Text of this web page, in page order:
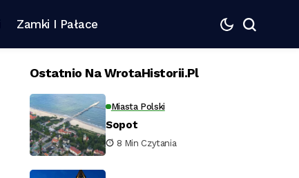
Zamki I Pałace
Ostatnio Na WrotaHistorii.pl
Miasta Polski
Sopot
8 Min Czytania